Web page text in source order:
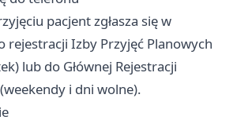
pacjent zgłasza się w
rejestracji Izby Przyjęć Planowych
lub do Głównej Rejestracji
i dni wolne).